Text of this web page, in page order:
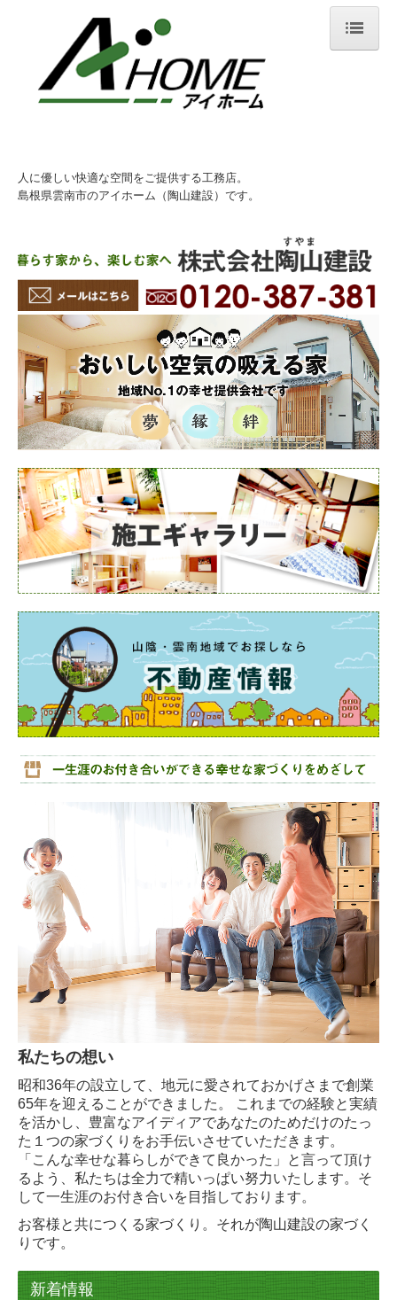
ホーム
アイホームのこだわり
スーパーウォール工法
商品紹介
施工事例
施工事例（新築）
引渡し
施工ギャラリー
家づくりの流れ
お客様の声
資金情報
不動産情報
会社情報
お問合せ
人に優しい快適な空間をご提供する工務店。
島根県雲南市のアイホーム（陶山建設）です。
私たちの想い
昭和36年の設立して、地元に愛されておかげさまで創業
65年を迎えることができました。 これまでの経験と実績
を活かし、豊富なアイディアであなたのためだけのたっ
た１つの家づくりをお手伝いさせていただきます。
「こんな幸せな暮らしができて良かった」と言って頂け
るよう、私たちは全力で精いっぱい努力いたします。そ
して一生涯のお付き合いを目指しております。
お客様と共につくる家づくり。それが陶山建設の家づく
りです。
新着情報